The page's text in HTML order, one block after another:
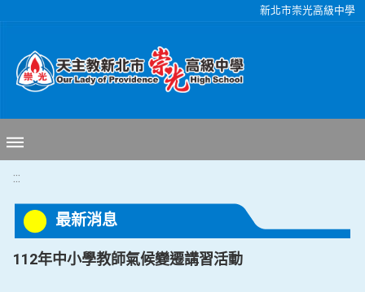
新北市崇光高級中學
:::
最新消息
112年中小學教師氣候變遷講習活動